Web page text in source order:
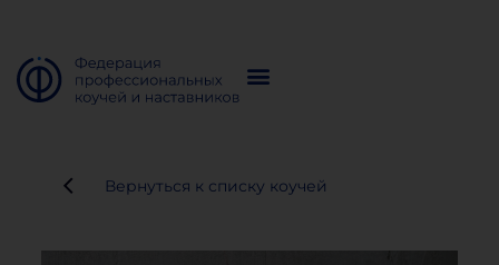
Вернуться к списку коучей